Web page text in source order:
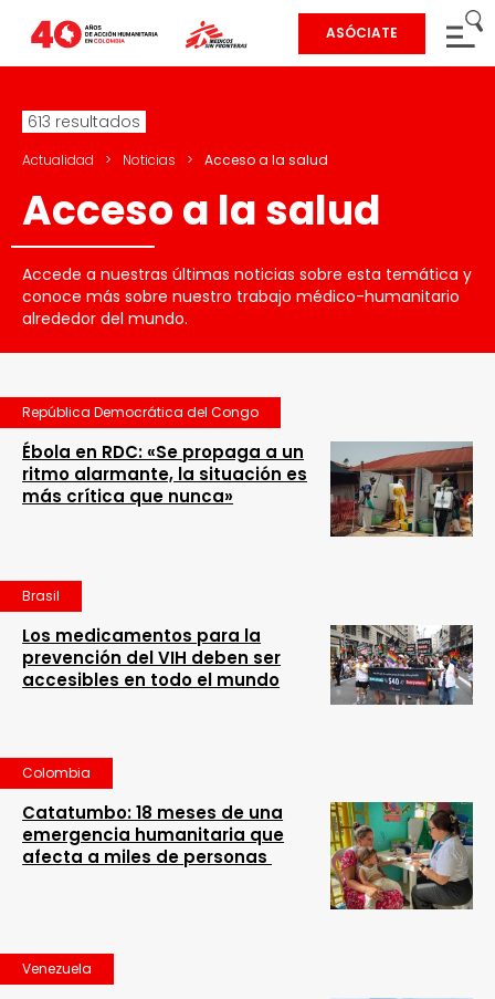
ASÓCIATE
613 resultados
Actualidad > Noticias > Acceso a la salud
Acceso a la salud
Accede a nuestras últimas noticias sobre esta temática y
conoce más sobre nuestro trabajo médico-humanitario
alrededor del mundo.
República Democrática del Congo
Ébola en RDC: «Se propaga a un
ritmo alarmante, la situación es
más crítica que nunca»
Brasil
Los medicamentos para la
prevención del VIH deben ser
accesibles en todo el mundo
Colombia
Catatumbo: 18 meses de una
emergencia humanitaria que
afecta a miles de personas
Venezuela